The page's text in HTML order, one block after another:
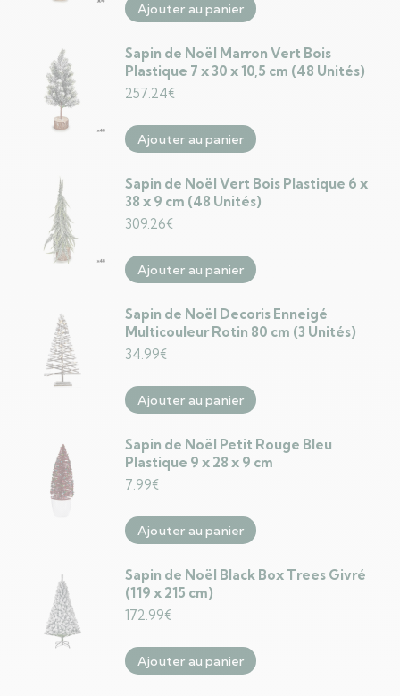
Ajouter au panier
Sapin de Noël Marron Vert Bois
Plastique 7 x 30 x 10,5 cm (48 Unités)
257.24€
Ajouter au panier
Sapin de Noël Vert Bois Plastique 6 x
38 x 9 cm (48 Unités)
309.26€
Ajouter au panier
Sapin de Noël Decoris Enneigé
Multicouleur Rotin 80 cm (3 Unités)
34.99€
Ajouter au panier
Sapin de Noël Petit Rouge Bleu
Plastique 9 x 28 x 9 cm
7.99€
Ajouter au panier
Sapin de Noël Black Box Trees Givré
(119 x 215 cm)
172.99€
Ajouter au panier